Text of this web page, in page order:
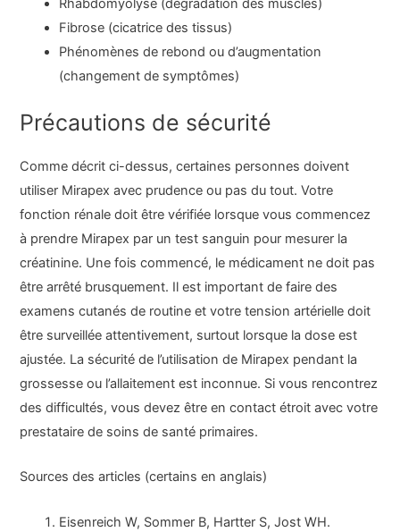
Rhabdomyolyse (dégradation des muscles)
Fibrose (cicatrice des tissus)
Phénomènes de rebond ou d’augmentation
(changement de symptômes)
Précautions de sécurité
Comme décrit ci-dessus, certaines personnes doivent
utiliser Mirapex avec prudence ou pas du tout. Votre
fonction rénale doit être vérifiée lorsque vous commencez
à prendre Mirapex par un test sanguin pour mesurer la
créatinine. Une fois commencé, le médicament ne doit pas
être arrêté brusquement. Il est important de faire des
examens cutanés de routine et votre tension artérielle doit
être surveillée attentivement, surtout lorsque la dose est
ajustée. La sécurité de l’utilisation de Mirapex pendant la
grossesse ou l’allaitement est inconnue. Si vous rencontrez
des difficultés, vous devez être en contact étroit avec votre
prestataire de soins de santé primaires.
Sources des articles (certains en anglais)
Eisenreich W, Sommer B, Hartter S, Jost WH.